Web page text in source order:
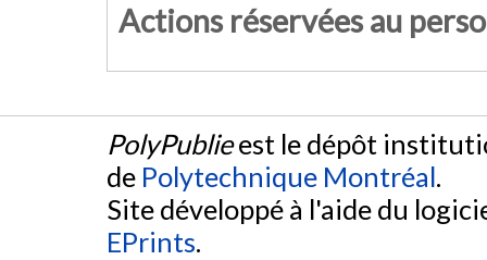
Actions réservées au
PolyPublieest le dépôt
de Polytechnique Montréal.
Site développé à l'aide du
EPrints.